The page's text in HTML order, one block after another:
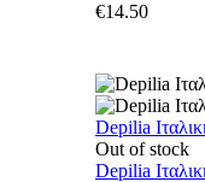
€14.50
Depilia
Out of stock
Depilia